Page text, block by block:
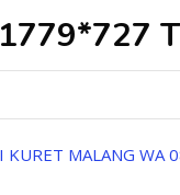
KURET MALANG